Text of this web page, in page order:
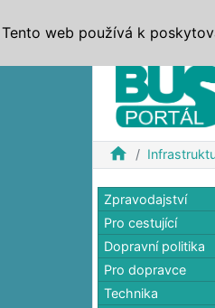
home
Zpravodajství
Pro cestující
Dopravní politika
Pro dopravce
Technika
Tento web používá k